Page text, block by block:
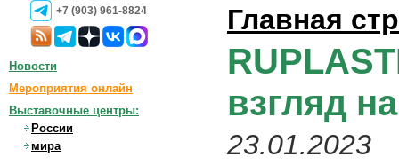
+7 (903) 961-8824 Главная
взгляд
23.01.2023
Новости
Мероприятия онлайн
Выставочные центры:
России
мира